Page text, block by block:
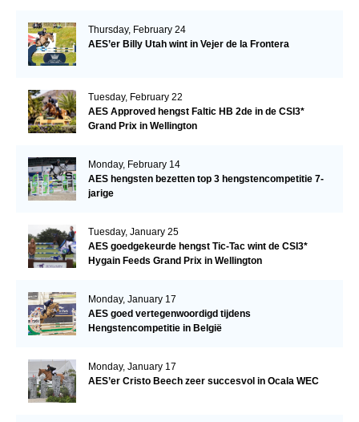
Thursday, February 24
AES’er Billy Utah wint in Vejer de la Frontera
Tuesday, February 22
AES Approved hengst Faltic HB 2de in de CSI3*
Grand Prix in Wellington
Monday, February 14
AES hengsten bezetten top 3 hengstencompetitie 7-
jarige
Tuesday, January 25
AES goedgekeurde hengst Tic-Tac wint de CSI3*
Hygain Feeds Grand Prix in Wellington
Monday, January 17
AES goed vertegenwoordigd tijdens
Hengstencompetitie in België
Monday, January 17
AES’er Cristo Beech zeer succesvol in Ocala WEC